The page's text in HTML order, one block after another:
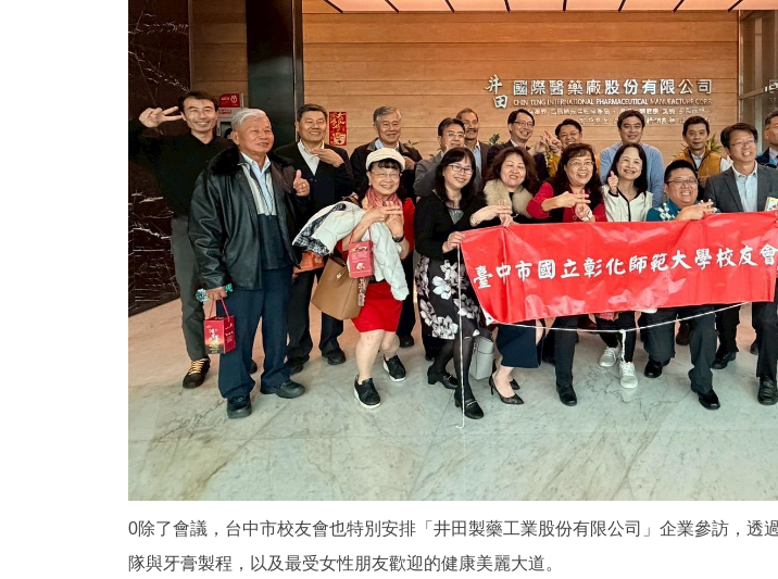
0除了會議，台中市校友會也特別安排「井田製藥工業股份有限公司」企業參訪，
隊與牙膏製程，以及最受女性朋友歡迎的健康美麗大道。